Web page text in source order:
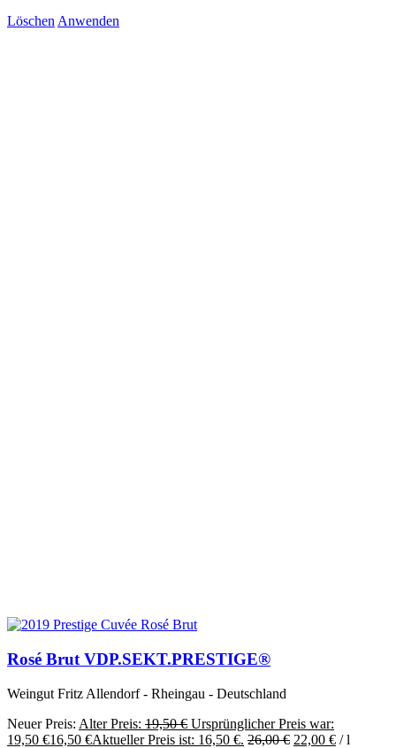
Löschen Anwenden
Rosé Brut VDP.SEKT.PRESTIGE®
Weingut Fritz Allendorf - Rheingau - Deutschland
Neuer Preis: Alter Preis: 19,50€ Ursprünglicher Preis war:
19,50 €16,50 €Aktueller Preis ist: 16,50 €. 26,00€ 22,00 € /l